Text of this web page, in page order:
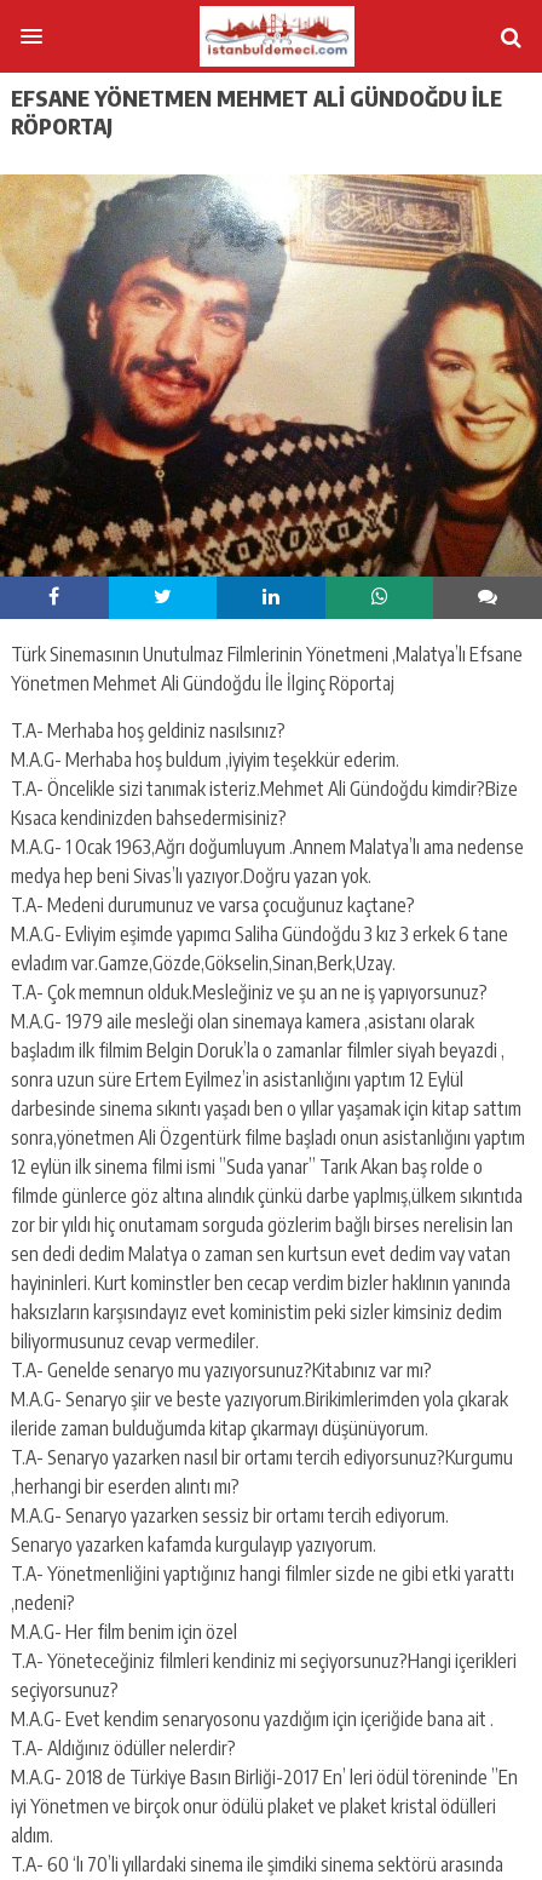
EFSANE YÖNETMEN MEHMET ALI GÜNDOĞDU İLE
RÖPORTAJ
Türk Sinemasının Unutulmaz Filmlerinin Yönetmeni ,Malatya’lı Efsane
Yönetmen Mehmet Ali Gündoğdu İle İlginç Röportaj
T.A- Merhaba hoş geldiniz nasılsınız?
M.A.G- Merhaba hoş buldum ,iyiyim teşekkür ederim.
T.A- Öncelikle sizi tanımak isteriz.Mehmet Ali Gündoğdu kimdir?Bize
Kısaca kendinizden bahsedermisiniz?
M.A.G- 1 Ocak 1963,Ağrı doğumluyum .Annem Malatya’lı ama nedense
medya hep beni Sivas’lı yazıyor.Doğru yazan yok.
T.A- Medeni durumunuz ve varsa çocuğunuz kaçtane?
M.A.G- Evliyim eşimde yapımcı Saliha Gündoğdu 3 kız 3 erkek 6 tane
evladım var.Gamze,Gözde,Gökselin,Sinan,Berk,Uzay.
T.A- Çok memnun olduk.Mesleğiniz ve şu an ne iş yapıyorsunuz?
M.A.G- 1979 aile mesleği olan sinemaya kamera ,asistanı olarak
başladım ilk filmim Belgin Doruk’la o zamanlar filmler siyah beyazdi ,
sonra uzun süre Ertem Eyilmez’in asistanlığını yaptım 12 Eylül
darbesinde sinema sıkıntı yaşadı ben o yıllar yaşamak için kitap sattım
sonra,yönetmen Ali Özgentürk filme başladı onun asistanlığını yaptım
12 eylün ilk sinema filmi ismi ”Suda yanar” Tarık Akan baş rolde o
filmde günlerce göz altına alındık çünkü darbe yaplmış,ülkem sıkıntıda
zor bir yıldı hiç onutamam sorguda gözlerim bağlı birses nerelisin lan
sen dedi dedim Malatya o zaman sen kurtsun evet dedim vay vatan
hayininleri. Kurt kominstler ben cecap verdim bizler haklının yanında
haksızların karşısındayız evet koministim peki sizler kimsiniz dedim
biliyormusunuz cevap vermediler.
T.A- Genelde senaryo mu yazıyorsunuz?Kitabınız var mı?
M.A.G- Senaryo şiir ve beste yazıyorum.Birikimlerimden yola çıkarak
ileride zaman bulduğumda kitap çıkarmayı düşünüyorum.
T.A- Senaryo yazarken nasıl bir ortamı tercih ediyorsunuz?Kurgumu
,herhangi bir eserden alıntı mı?
M.A.G- Senaryo yazarken sessiz bir ortamı tercih ediyorum.
Senaryo yazarken kafamda kurgulayıp yazıyorum.
T.A- Yönetmenliğini yaptığınız hangi filmler sizde ne gibi etki yarattı
,nedeni?
M.A.G- Her film benim için özel
T.A- Yöneteceğiniz filmleri kendiniz mi seçiyorsunuz?Hangi içerikleri
seçiyorsunuz?
M.A.G- Evet kendim senaryosonu yazdığım için içeriğide bana ait .
T.A- Aldığınız ödüller nelerdir?
M.A.G- 2018 de Türkiye Basın Birliği-2017 En’ leri ödül töreninde ”En
iyi Yönetmen ve birçok onur ödülü plaket ve plaket kristal ödülleri
aldım.
T.A- 60 ‘lı 70’li yıllardaki sinema ile şimdiki sinema sektörü arasında